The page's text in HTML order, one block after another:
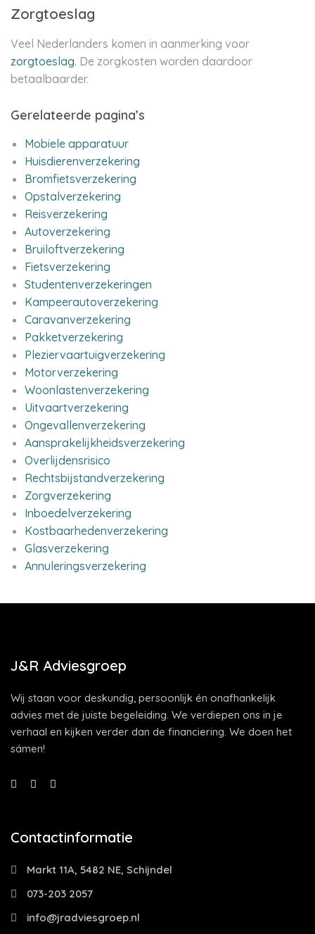
Zorgtoeslag
Veel Nederlanders komen in aanmerking voor
zorgtoeslag. De zorgkosten worden daardoor
betaalbaarder.
Gerelateerde pagina’s
Mobiele apparatuur
Huisdierenverzekering
Bromfietsverzekering
Opstalverzekering
Reisverzekering
Autoverzekering
Bruiloftverzekering
Fietsverzekering
Studentenverzekeringen
Kampeerautoverzekering
Caravanverzekering
Pakketverzekering
Pleziervaartuigverzekering
Motorverzekering
Woonlastenverzekering
Uitvaartverzekering
Ongevallenverzekering
Aansprakelijkheidsverzekering
Overlijdensrisico
Rechtsbijstandverzekering
Zorgverzekering
Inboedelverzekering
Kostbaarhedenverzekering
Glasverzekering
Annuleringsverzekering
J&R Adviesgroep
Wij staan voor deskundig, persoonlijk én onafhankelijk
advies met de juiste begeleiding. We verdiepen ons in je
verhaal en kijken verder dan de financiering. We doen het
sámen!
Contactinformatie
Markt 11A, 5482 NE, Schijndel
073-203 2057
info@jradviesgroep.nl